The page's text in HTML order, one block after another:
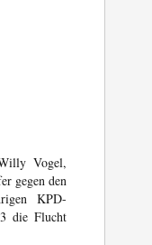
Vogel,
gegen den
KPD-
die Flucht